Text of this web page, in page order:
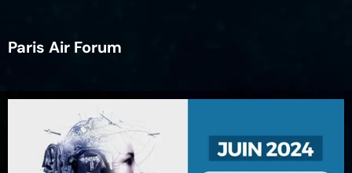
Paris Air Forum